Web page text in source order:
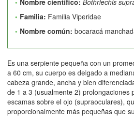
Familia: Familia Viperidae
Nombre común: bocaracá
Es una serpiente pequeña con un
a 60 cm, su cuerpo es delgado a
cabeza grande, ancha y bien
de 1 a 3 (usualmente 2) prolongaciones
escamas sobre el ojo (supraoculares),
proporcionalmente más pequeñas que